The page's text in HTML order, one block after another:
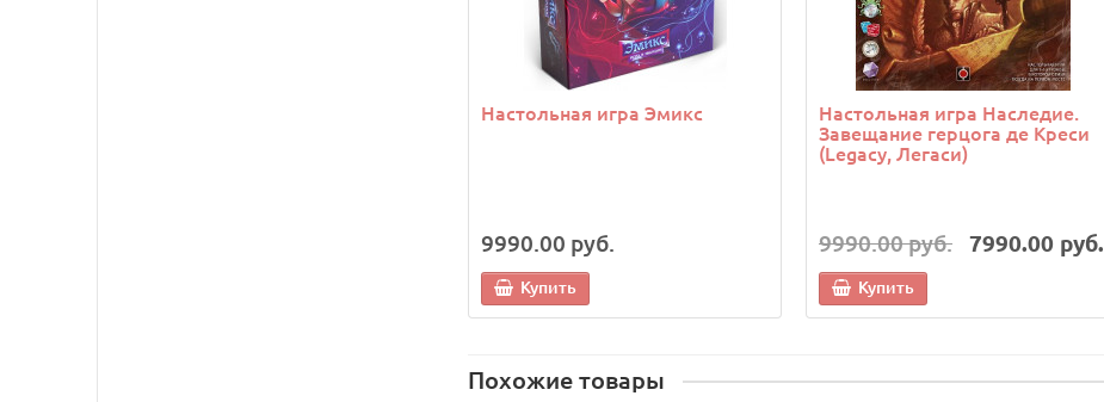
Настольная игра Эмикс
9990.00 руб.
Купить
Настольная игра Наследие.
Завещание герцога де Креси
(Legacy, Легаси)
9990.00 руб. 7990.00 руб.
Купить
Похожие товары